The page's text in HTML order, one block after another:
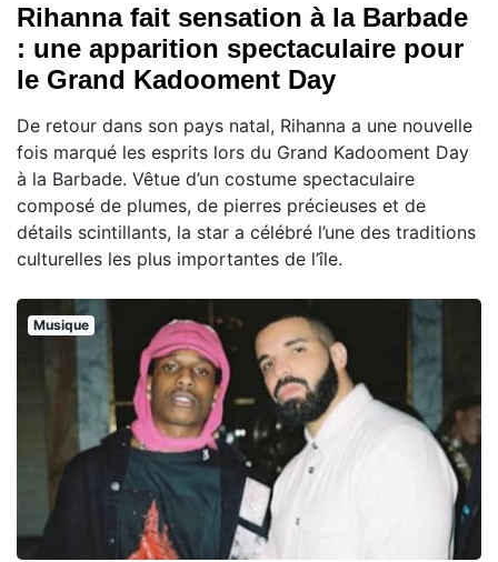
Rihanna fait sensation à la Barbade
: une apparition spectaculaire pour
le Grand Kadooment Day
De retour dans son pays natal, Rihanna a une nouvelle
fois marqué les esprits lors du Grand Kadooment Day
à la Barbade. Vêtue d’un costume spectaculaire
composé de plumes, de pierres précieuses et de
détails scintillants, la star a célébré l’une des traditions
culturelles les plus importantes de l’île.
Musique